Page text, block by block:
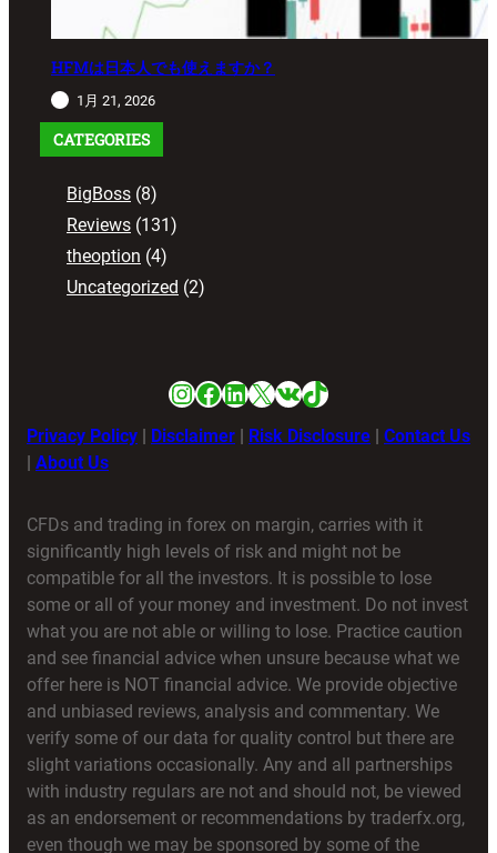
HFMは日本人でも使えますか？
1月 21, 2026
CATEGORIES
BigBoss (8)
Reviews (131)
theoption (4)
Uncategorized (2)
Instagram
Facebook
LinkedIn
X VKTikTok
Privacy Policy | Disclaimer | Risk Disclosure | Contact Us
| About Us
CFDs and trading in forex on margin, carries with it
significantly high levels of risk and might not be
compatible for all the investors. It is possible to lose
some or all of your money and investment. Do not invest
what you are not able or willing to lose. Practice caution
and see financial advice when unsure because what we
offer here is NOT financial advice. We provide objective
and unbiased reviews, analysis and commentary. We
verify some of our data for quality control but there are
slight variations occasionally. Any and all partnerships
with industry regulars are not and should not, be viewed
as an endorsement or recommendations by traderfx.org,
even though we may be sponsored by some of the